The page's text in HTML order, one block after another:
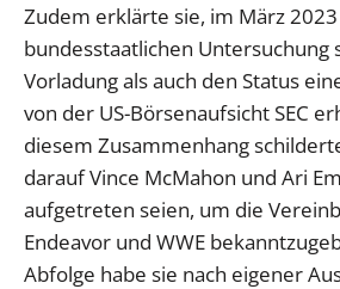
Zudem erklärte sie, im März
bundesstaatlichen Untersuchung
Vorladung als auch den Status
von der US-Börsenaufsicht SEC
diesem Zusammenhang
darauf Vince McMahon und Ari
aufgetreten seien, um die
Endeavor und WWE
Abfolge habe sie nach eigener